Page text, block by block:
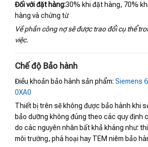
Đối với đặt hàng:30% khi đặt hàng, 70%
hàng và chứng từ
Về phần công nợ sẽ được trao đổi cụ thể
việc.
Chế độ Bảo hành
Điều khoản bảo hành sản phẩm: Siemens
0XA0
Thiết bị trên sẽ không được bảo hành khi
bảo dưỡng không đúng theo các quy định
do các nguyên nhân bất khả kháng như:
môi trường, phá hoại hay TEM niêm bảo